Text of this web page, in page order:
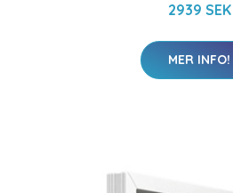
2939 SEK
MER INFO!